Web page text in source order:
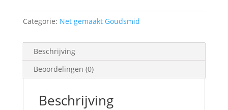
Categorie: Net gemaakt Goudsmid
Beschrijving
Beoordelingen (0)
Beschrijving